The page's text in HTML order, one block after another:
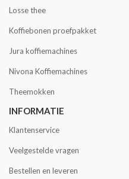
Losse thee
Koffiebonen proefpakket
Jura koffiemachines
Nivona Koffiemachines
Theemokken
INFORMATIE
Klantenservice
Veelgestelde vragen
Bestellen en leveren